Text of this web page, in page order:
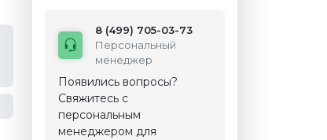
8 (499) 705-03-73
Персональный
менеджер
Появились вопросы?
Свяжитесь с
персональным
менеджером для